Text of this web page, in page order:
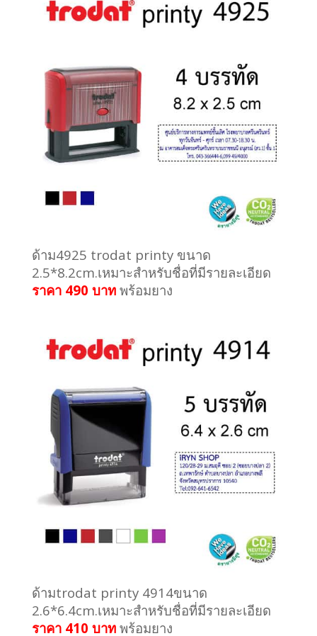
ด้าม4925 trodat printy ขนาด
2.5*8.2cm.เหมาะสำหรับชื่อที่มีรายละเอียด
ราคา 490 บาท พร้อมยาง
ด้ามtrodat printy 4914ขนาด
2.6*6.4cm.เหมาะสำหรับชื่อที่มีรายละเอียด
ราคา 410 บาทพร้อมยาง